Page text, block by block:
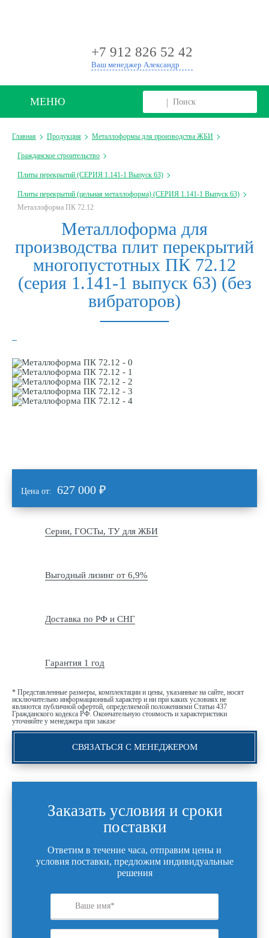
+7 912 826 52 42
Ваш менеджер Александр
МЕНЮ
Главная Продукция Металлоформы для производства ЖБИ
Гражданское строительство
Плиты перекрытий (СЕРИЯ 1.141-1 Выпуск 63)
Плиты перекрытий (цельная металлоформа) (СЕРИЯ 1.141-1 Выпуск 63)
Металлоформа ПК 72.12
Металлоформа для
производства плит перекрытий
многопустотных ПК 72.12
(серия 1.141-1 выпуск 63) (без
вибраторов)
Цена от: 627 000 ₽
Серии, ГОСТы, ТУ для ЖБИ
Выгодный лизинг от 6,9%
Доставка по РФ и СНГ
Гарантия 1 год
* Представленные размеры, комплектации и цены, указанные на сайте, носят
исключительно информационный характер и ни при каких условиях не
являются публичной офертой, определяемой положениями Статьи 437
Гражданского кодекса РФ. Окончательную стоимость и характеристики
уточняйте у менеджера при заказе
СВЯЗАТЬСЯ С МЕНЕДЖЕРОМ
Заказать условия и сроки
поставки
Ответим в течение часа, отправим цены и
условия поставки, предложим индивидуальные
решения